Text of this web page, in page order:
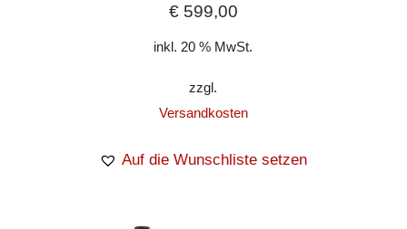
€599,00
inkl. 20 % MwSt.
zzgl.
Versandkosten
Auf die Wunschliste setzen